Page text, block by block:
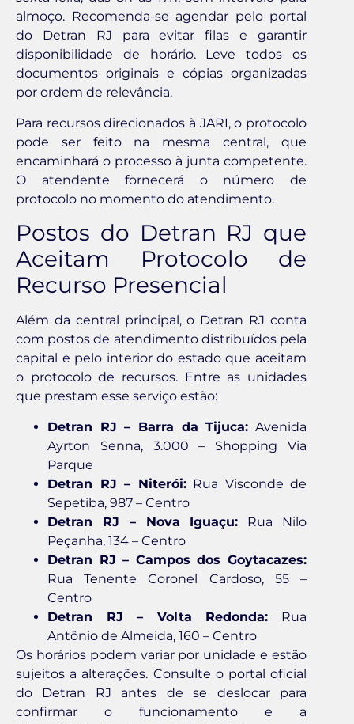
almoço. Recomenda-se agendar pelo portal
do Detran RJ para evitar filas e garantir
disponibilidade de horário. Leve todos os
documentos originais e cópias organizadas
por ordem de relevância.
Para recursos direcionados à JARI, o protocolo
pode ser feito na mesma central, que
encaminhará o processo à junta competente.
O atendente fornecerá o número de
protocolo no momento do atendimento.
Postos do Detran RJ que
Aceitam Protocolo de
Recurso Presencial
Além da central principal, o Detran RJ conta
com postos de atendimento distribuídos pela
capital e pelo interior do estado que aceitam
o protocolo de recursos. Entre as unidades
que prestam esse serviço estão:
Detran RJ – Barra da Tijuca: Avenida
Ayrton Senna, 3.000 – Shopping Via
Parque
Detran RJ – Niterói:Rua Visconde de
Sepetiba, 987 – Centro
Detran RJ – Nova Iguaçu: Rua Nilo
Peçanha, 134 – Centro
Detran RJ – Campos dos Goytacazes:
Rua Tenente Coronel Cardoso, 55 –
Centro
Detran RJ – Volta Redonda: Rua
Antônio de Almeida, 160 – Centro
Os horários podem variar por unidade e estão
sujeitos a alterações. Consulte o portal oficial
do Detran RJ antes de se deslocar para
confirmar o funcionamento e a